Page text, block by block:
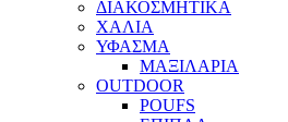
ΔΙΑΚΟΣΜΗΤΙΚΑ
ΧΑΛΙΑ
ΥΦΑΣΜΑ
ΜΑΞΙΛΑΡΙΑ
OUTDOOR
POUFS